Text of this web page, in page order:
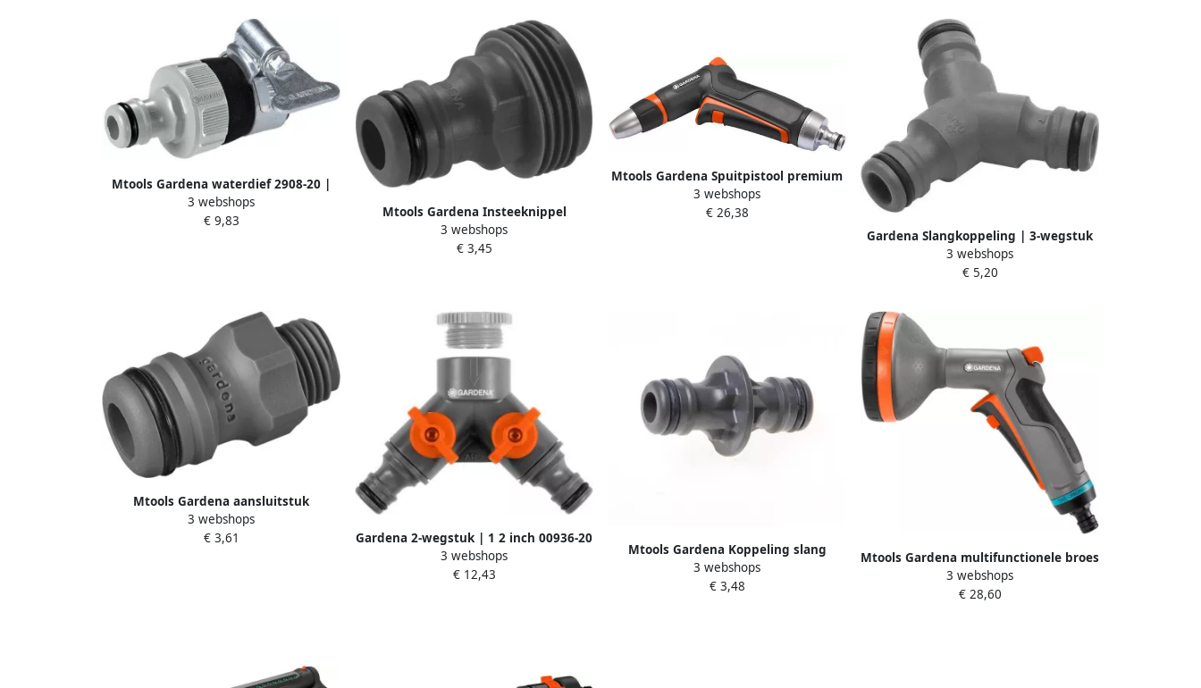
Mtools Gardena waterdief 2908-20 |
3 webshops
€ 9,83
Mtools Gardena Insteeknippel
Schroefnippel 3 4" 931-50 |
3 webshops
€ 3,45
Mtools Gardena Spuitpistool premium
18305-20 |
3 webshops
€ 26,38
Gardena Slangkoppeling | 3-wegstuk
934-50
3 webshops
€ 5,20
Mtools Gardena aansluitstuk
insteeknippel schroefnippel 13 2 mm
(G1 4) 2920-26 |
3 webshops
€ 3,61
Gardena 2-wegstuk | 1 2 inch 00936-20
3 webshops
€ 12,43
Mtools Gardena Koppeling slang
verlengstuk 931-50 |
3 webshops
€ 3,48
Mtools Gardena multifunctionele broes
spuitpistool Comfort 18315-20 |
3 webshops
€ 28,60